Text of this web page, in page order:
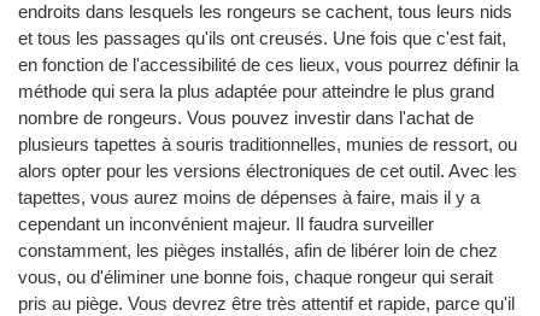
endroits dans lesquels les rongeurs se cachent, tous leurs nids
et tous les passages qu'ils ont creusés. Une fois que c'est fait,
en fonction de l'accessibilité de ces lieux, vous pourrez définir la
méthode qui sera la plus adaptée pour atteindre le plus grand
nombre de rongeurs. Vous pouvez investir dans l'achat de
plusieurs tapettes à souris traditionnelles, munies de ressort, ou
alors opter pour les versions électroniques de cet outil. Avec les
tapettes, vous aurez moins de dépenses à faire, mais il y a
cependant un inconvénient majeur. Il faudra surveiller
constamment, les pièges installés, afin de libérer loin de chez
vous, ou d'éliminer une bonne fois, chaque rongeur qui serait
pris au piège. Vous devrez être très attentif et rapide, parce qu'il